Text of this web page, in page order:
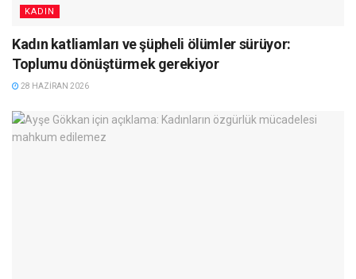
KADIN
Kadın katliamları ve şüpheli ölümler sürüyor:
Toplumu dönüştürmek gerekiyor
28 HAZIRAN 2026